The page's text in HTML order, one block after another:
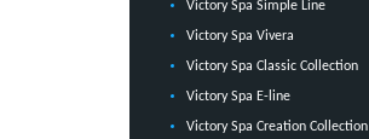
Victory Spa Simple Line
Victory Spa Vivera
Victory Spa Classic Collection
Victory Spa E-line
Victory Spa Creation Collection